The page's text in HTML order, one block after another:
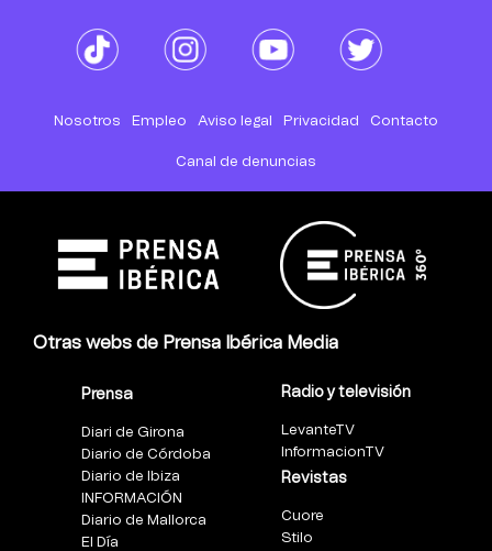
Nosotros Empleo Aviso legal Privacidad Contacto
Canal de denuncias
Otras webs de Prensa Ibérica Media
Prensa
Diari de Girona
Diario de Córdoba
Diario de Ibiza
INFORMACIÓN
Diario de Mallorca
El Día
Radio y televisión
LevanteTV
InformacionTV
Revistas
Cuore
Stilo